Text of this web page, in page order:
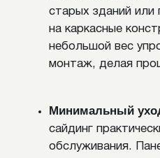
эстетики до современного
быстрой замены поврежденных
металлический сайдинг становится
строительства. При
десятилетиями.